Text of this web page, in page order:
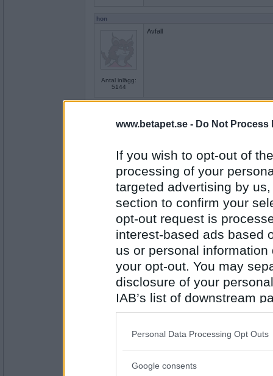
www.betapet.se - Do Not Process
If you wish to opt-out of
processing of your
targeted advertising by
section to confirm your
opt-out request is
interest-based ads based
us or personal
your opt-out. You may
disclosure of your
IAB’s list of downstream
also be disclosed by us
Downstream Participants
Please note that this
Personal Data Processing Opt Outs
Google consents
hon
Antal inlägg:
5144
Avfall
Antal inlägg:
15408
Vandalism
5144
Näsblod